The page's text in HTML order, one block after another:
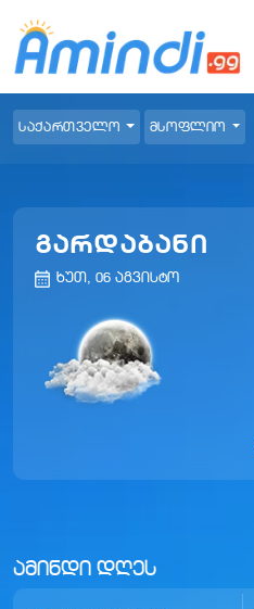
საქართველო მსოფლიო
გარდაბანი
ხუთ, 06 აგვისტო
ამინდი დღეს